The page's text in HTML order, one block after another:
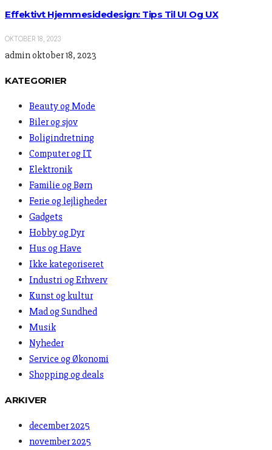
Effektivt Hjemmesidedesign: Tips Til UI Og UX
OKTOBER 18, 2023
adminoktober 18, 2023
KATEGORIER
Beauty og Mode
Biler og sjov
Boligindretning
Computer og IT
Elektronik
Familie og Børn
Ferie og lejligheder
Gadgets
Hobby og Dyr
Hus og Have
Ikke kategoriseret
Industri og Erhverv
Kunst og kultur
Mad og Sundhed
Musik
Nyheder
Service og Økonomi
Shopping og deals
ARKIVER
december 2025
november 2025